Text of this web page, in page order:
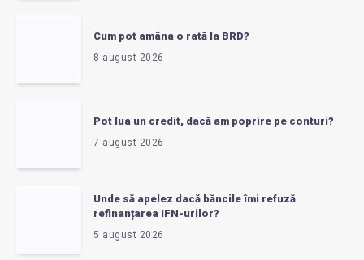
Cum pot amâna o rată la BRD?
8 august 2026
Pot lua un credit, dacă am poprire pe conturi?
7 august 2026
Unde să apelez dacă băncile îmi refuză
refinanțarea IFN-urilor?
5 august 2026